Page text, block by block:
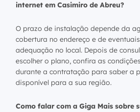
internet em Casimiro de Abreu?
O prazo de instalação depende da
cobertura no endereço e de
adequação no local. Depois de
escolher o plano, confira as
durante a contratação para saber a
disponível para a sua região.
Como falar com a Giga Mais sobre